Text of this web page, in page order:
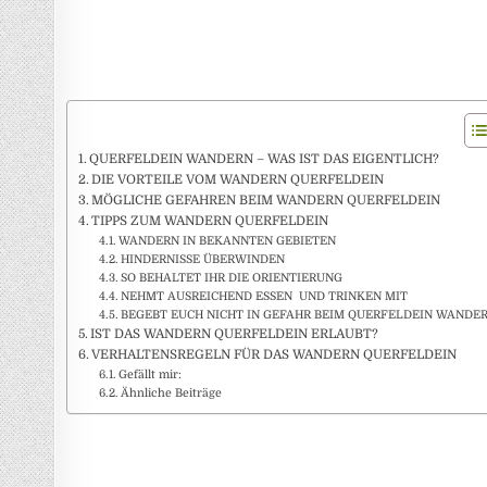
QUERFELDEIN WANDERN – WAS IST DAS EIGENTLICH?
DIE VORTEILE VOM WANDERN QUERFELDEIN
MÖGLICHE GEFAHREN BEIM WANDERN QUERFELDEIN
TIPPS ZUM WANDERN QUERFELDEIN
WANDERN IN BEKANNTEN GEBIETEN
HINDERNISSE ÜBERWINDEN
SO BEHALTET IHR DIE ORIENTIERUNG
NEHMT AUSREICHEND ESSEN UND TRINKEN MIT
BEGEBT EUCH NICHT IN GEFAHR BEIM QUERFELDEIN
IST DAS WANDERN QUERFELDEIN ERLAUBT?
VERHALTENSREGELN FÜR DAS WANDERN QUERFELDEIN
Gefällt mir:
Ähnliche Beiträge